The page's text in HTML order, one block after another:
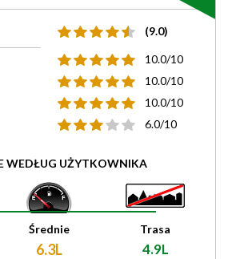
(9.0)
10.0/10
10.0/10
10.0/10
6.0/10
WEDŁUG UŻYTKOWNIKA
Średnie
6.3L
Trasa
4.9L